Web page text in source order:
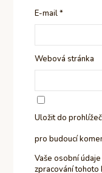
E-mail*
Webová stránka
Uložit do
pro budoucí
Vaše osobní
zpracování tohoto